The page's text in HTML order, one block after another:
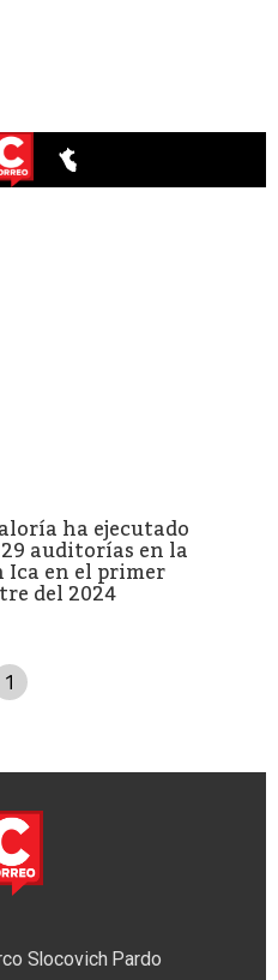
ha ejecutado
auditorías en la
Ica en el primer
del 2024
1
Slocovich Pardo